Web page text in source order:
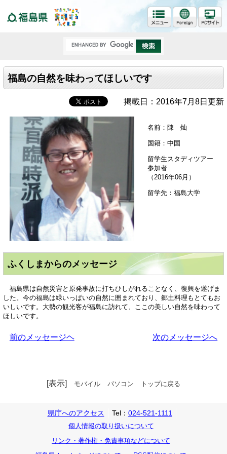
福島の自然を味わってほしいです
掲載日：2016年7月8日更新
名前：陳 灿
国籍：中国
留学生スタディツアー
参加者
（2016年06月）
留学先：福島大学
ふくしまからのメッセージ
福島県は自然災害と原発事故に打ちひしがれることなく、復興を遂げま
した。今の福島は緑いっぱいの自然に囲まれており、郷土料理もとてもお
いしいです。大勢の観光客が福島に訪れて、ここの美しい自然を味わって
ほしいです。
前のメッセージヘ 次のメッセージへ
[表示] モバイル パソコン トップに戻る
県庁へのアクセス Tel： 024-521-1111
個人情報の取り扱いについて
リンク・著作権・免責事項などについて